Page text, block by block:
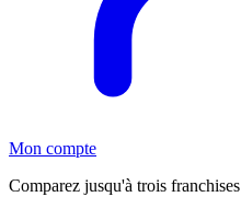
Mon compte
Comparez jusqu'à trois franchises